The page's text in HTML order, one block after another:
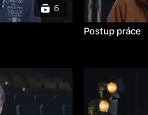
6
Postup práce